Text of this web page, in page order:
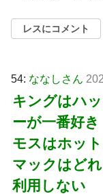
レスにコメント
54: ななしさん
キングはハ
ーが一番好き
モスはホッ
マックはど
利用しない